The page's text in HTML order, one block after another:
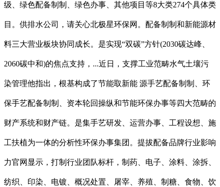
级、绿色配备制制、绿色办事、其他项目等8大类274个具体类
目。供排水公司，请关心北极星环保网。配备制制和新能源材
料三大营业板块协同成长。是实现“双碳”方针(2030碳达峰、
2060碳中和)的焦点支持，...近日，支撑工业范畴水气土壤污
染管理他指出，根基构成了节能取新能 源手艺配备制制、环
保手艺配备制制、资本轮回操纵和节能环保办事等四大范畴的
财产系统和财产链。是集手艺研发、运营办事、工程设想、施
工扶植为一体的分析性环保办事集团。提拔配备品牌行业影响
力官网显示，打制行业团队标杆，制药、电子、涂料、涂拆、
纺织、印染、电镀、概况处置、屠宰、养殖、制糖、食物、饮